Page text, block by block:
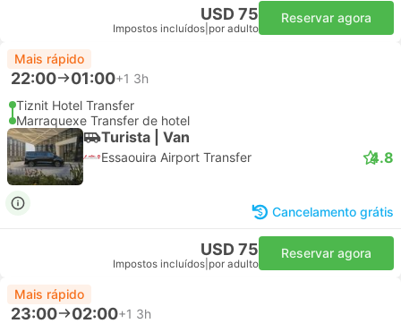
USD 75
Impostos incluídos por adulto
Reservar agora
Mais rápido
22:00 01:00+1 3h
Tiznit Hotel Transfer
Marraquexe Transfer de hotel
Turista | Van
Essaouira Airport Transfer 4.8
Cancelamento grátis
USD 75
Impostos incluídos por adulto
Reservar agora
Mais rápido
23:00 02:00+1 3h